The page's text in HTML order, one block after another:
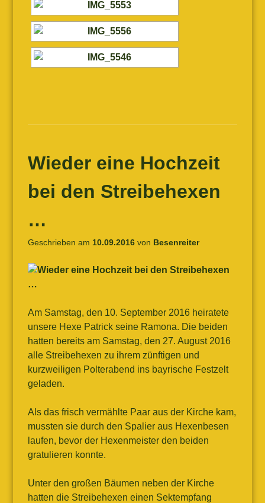
Wieder eine Hochzeit
bei den Streibehexen
…
Geschrieben am 10.09.2016von Besenreiter
Am Samstag, den 10. September 2016 heiratete
unsere Hexe Patrick seine Ramona. Die beiden
hatten bereits am Samstag, den 27. August 2016
alle Streibehexen zu ihrem zünftigen und
kurzweiligen Polterabend ins bayrische Festzelt
geladen.
Als das frisch vermählte Paar aus der Kirche kam,
mussten sie durch den Spalier aus Hexenbesen
laufen, bevor der Hexenmeister den beiden
gratulieren konnte.
Unter den großen Bäumen neben der Kirche
hatten die Streibehexen einen Sektempfang